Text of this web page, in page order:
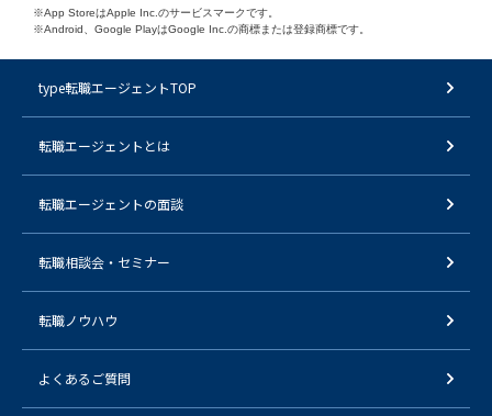
※App StoreはApple Inc.のサービスマークです。
※Android、Google PlayはGoogle Inc.の商標または登録商標です。
type転職エージェントTOP
転職エージェントとは
転職エージェントの面談
転職相談会・セミナー
転職ノウハウ
よくあるご質問